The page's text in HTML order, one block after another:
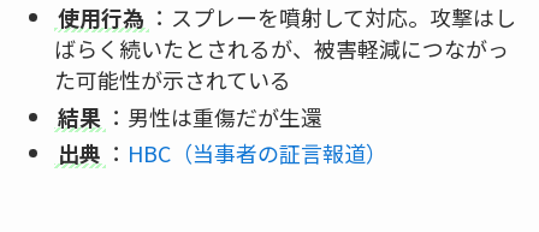
使用行為 ：スプレーを噴射して対応。攻撃はし
ばらく続いたとされるが、被害軽減につながっ
た可能性が示されている
結果 ：男性は重傷だが生還
出典 ： HBC（当事者の証言報道）